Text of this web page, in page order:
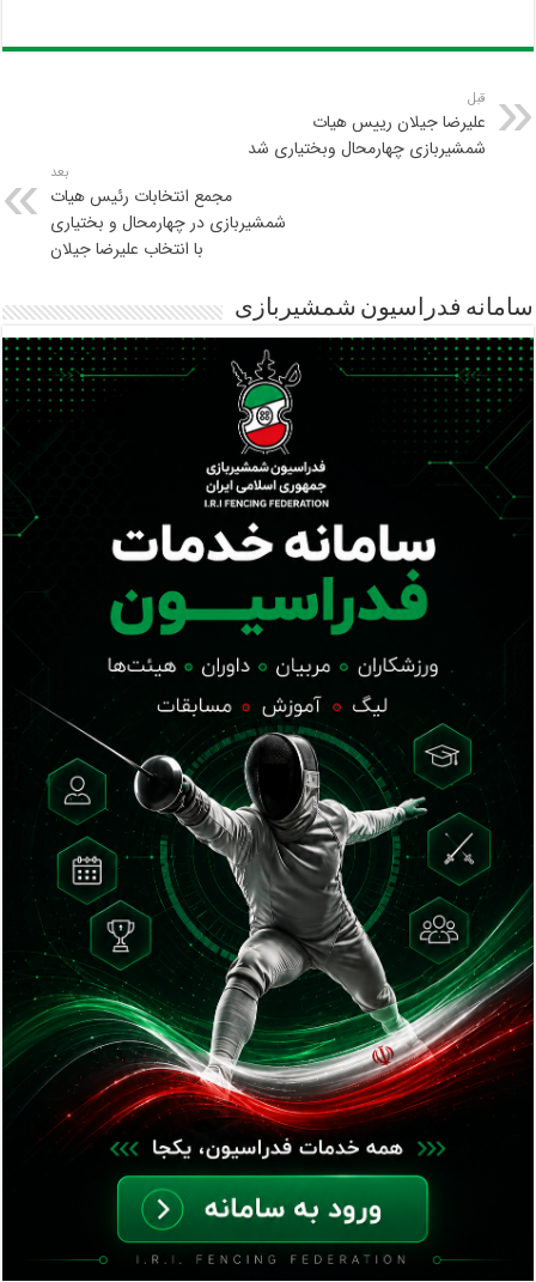
قبل
علیرضا جیلان رییس هیات
شمشیربازی چهارمحال وبختیاری شد
بعد
مجمع انتخابات رئیس هیات
شمشیربازی در چهارمحال و بختیاری
با انتخاب علیرضا جیلان
سامانه فدراسیون شمشیربازی